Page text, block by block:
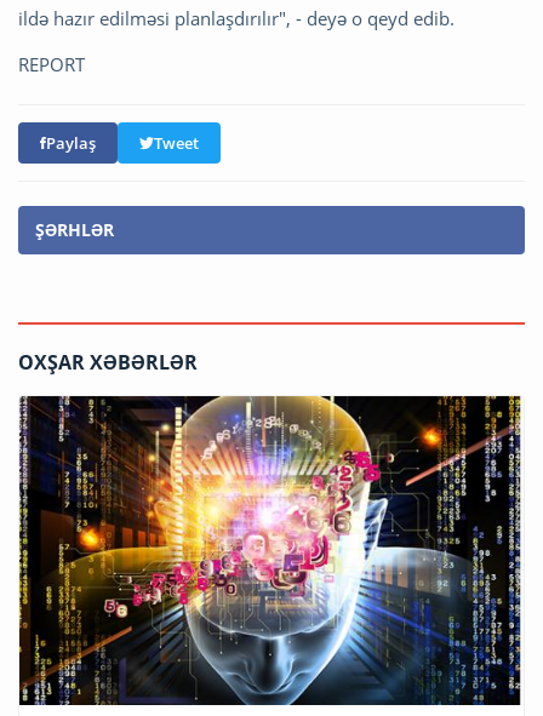
ildə hazır edilməsi planlaşdırılır", - deyə o qeyd edib.
REPORT
Paylaş Tweet
ŞƏRHLƏR
OXŞAR XƏBƏRLƏR